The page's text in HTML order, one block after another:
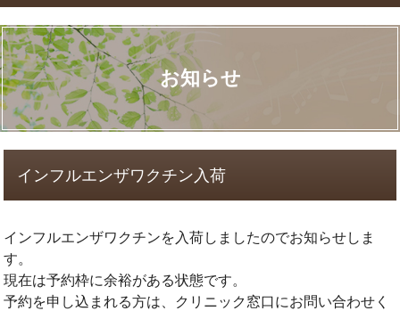
お知らせ
インフルエンザワクチン入荷
インフルエンザワクチンを入荷しましたのでお知らせしま
す。
現在は予約枠に余裕がある状態です。
予約を申し込まれる方は、クリニック窓口にお問い合わせく